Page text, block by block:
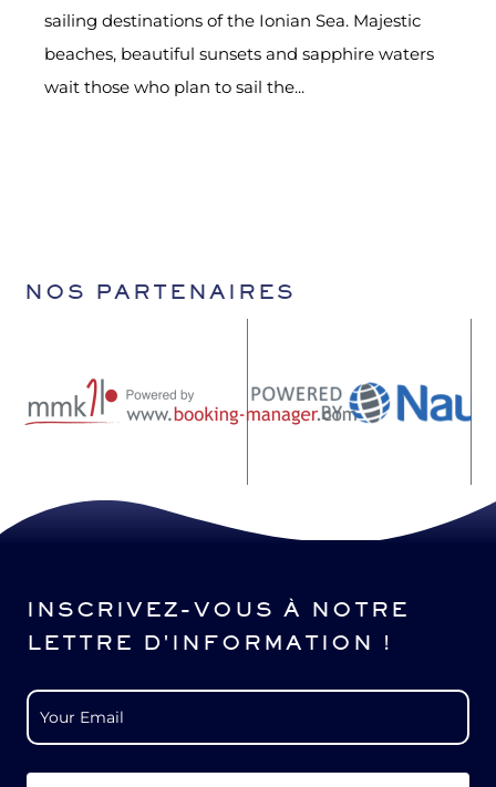
sailing destinations of the Ionian Sea. Majestic
beaches, beautiful sunsets and sapphire waters
wait those who plan to sail the...
NOS PARTENAIRES
INSCRIVEZ-VOUS À NOTRE
LETTRE D'INFORMATION !